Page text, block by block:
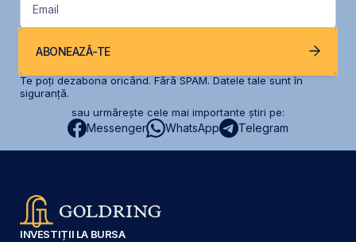
Email
ABONEAZĂ-TE
Te poți dezabona oricând. Fără SPAM. Datele tale sunt în
siguranță.
sau urmărește cele mai importante știri pe:
Messenger WhatsApp Telegram
INVESTIȚII LA BURSA